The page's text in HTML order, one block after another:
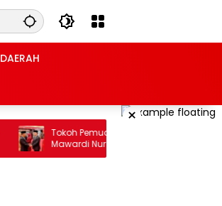
DAERAH
×
Tokoh Pemuda Aceh Jakarta: Pelantikan
Mawardi Nur Membuka Peluang Baru
bagi Kemajuan Migas Aceh